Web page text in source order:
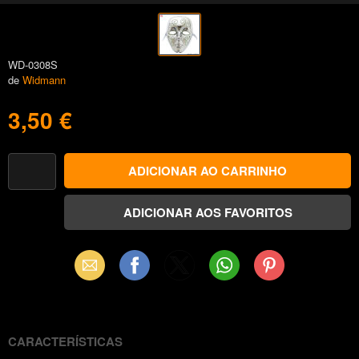
WD-0308S
de Widmann
3,50 €
Email Facebook WhatsAppPinterest
CARACTERÍSTICAS